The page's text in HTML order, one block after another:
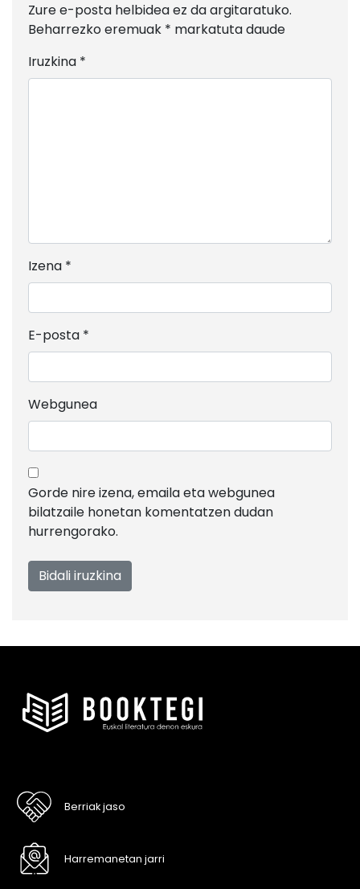
Zure e-posta helbidea ez da argitaratuko.
Beharrezko eremuak * markatuta daude
Iruzkina *
Izena *
E-posta *
Webgunea
Gorde nire izena, emaila eta webgunea
bilatzaile honetan komentatzen dudan
hurrengorako.
Berriak jaso
Harremanetan jarri